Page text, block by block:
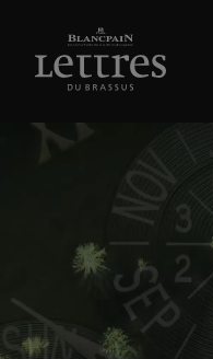
content